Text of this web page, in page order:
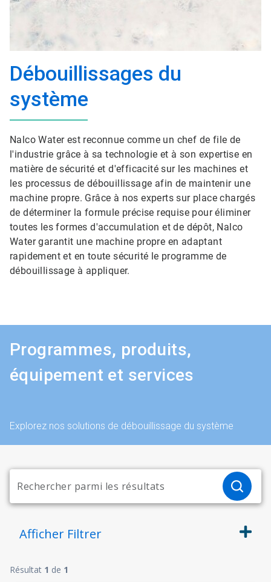
Débouillissages du
système
Nalco Water est reconnue comme un chef de file de
l'industrie grâce à sa technologie et à son expertise en
matière de sécurité et d'efficacité sur les machines et
les processus de débouillissage afin de maintenir une
machine propre. Grâce à nos experts sur place chargés
de déterminer la formule précise requise pour éliminer
toutes les formes d'accumulation et de dépôt, Nalco
Water garantit une machine propre en adaptant
rapidement et en toute sécurité le programme de
débouillissage à appliquer.
Programmes, produits,
équipement et services
Explorez nos solutions de débouillissage du système
Afficher Filtrer
Résultat 1 de 1